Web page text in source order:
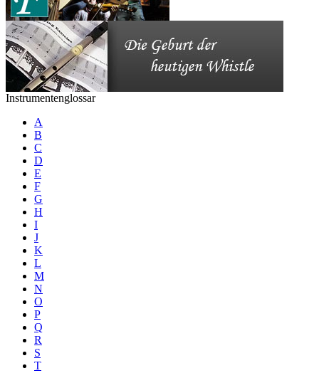
Instrumentenglossar
A
B
C
D
E
F
G
H
I
J
K
L
M
N
O
P
Q
R
S
T